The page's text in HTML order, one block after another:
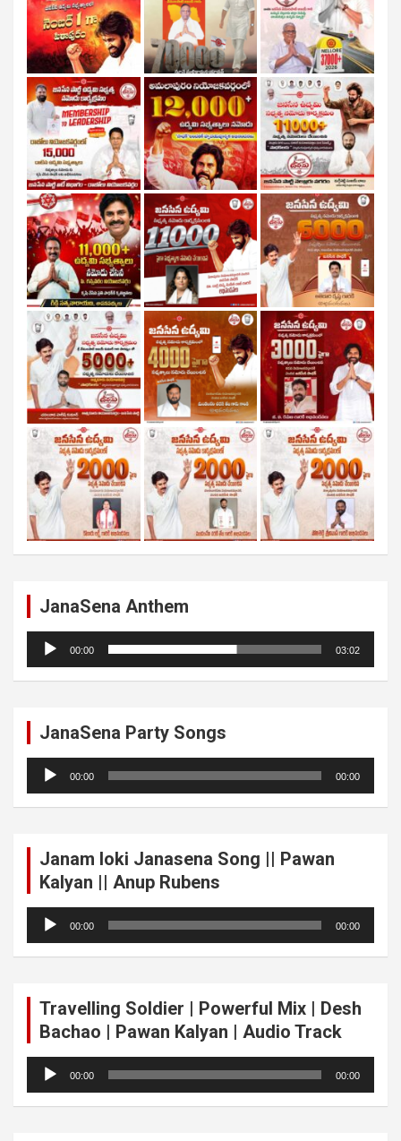
JanaSena Anthem
Audio
Player
00:00 03:02
JanaSena Party Songs
Audio
Player
00:00 00:00
Janam loki Janasena Song || Pawan
Kalyan || Anup Rubens
Audio
Player
00:00 00:00
Travelling Soldier | Powerful Mix | Desh
Bachao | Pawan Kalyan | Audio Track
Audio
Player
00:00 00:00